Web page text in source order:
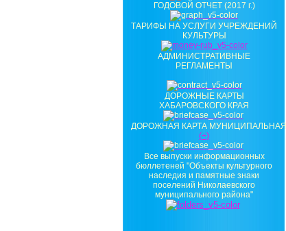
ГОДОВОЙ ОТЧЕТ (2017 г.)
ТАРИФЫ НА УСЛУГИ УЧРЕЖДЕНИЙ
КУЛЬТУРЫ
АДМИНИСТРАТИВНЫЕ
РЕГЛАМЕНТЫ
ДОРОЖНЫЕ КАРТЫ
ХАБАРОВСКОГО КРАЯ
ДОРОЖНАЯ КАРТА МУНИЦИПАЛЬНАЯ
(+)
Все выпуски информационных
бюллетеней "Объекты культурного
наследия и памятные знаки
поселений Николаевского
муниципального района"